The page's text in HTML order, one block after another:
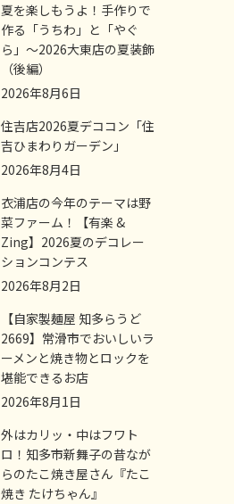
夏を楽しもうよ！手作りで
作る「うちわ」と「やぐ
ら」～2026大東店の夏装飾
（後編）
2026年8月6日
住吉店2026夏デココン「住
吉ひまわりガーデン」
2026年8月4日
衣浦店の今年のテーマは野
菜ファーム！【有楽 &
Zing】2026夏のデコレー
ションコンテス
2026年8月2日
【自家製麺屋 知多らうど
2669】常滑市でおいしいラ
ーメンと焼き物とロックを
堪能できるお店
2026年8月1日
外はカリッ・中はフワト
ロ！知多市新舞子の昔なが
らのたこ焼き屋さん『たこ
焼き たけちゃん』